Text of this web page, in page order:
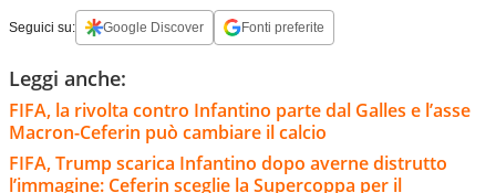
Seguici su: Google Discover Fonti preferite
Leggi anche:
FIFA, la rivolta contro Infantino parte dal Galles e l’asse
Macron-Ceferin può cambiare il calcio
FIFA, Trump scarica Infantino dopo averne distrutto
l’immagine: Ceferin sceglie la Supercoppa per il